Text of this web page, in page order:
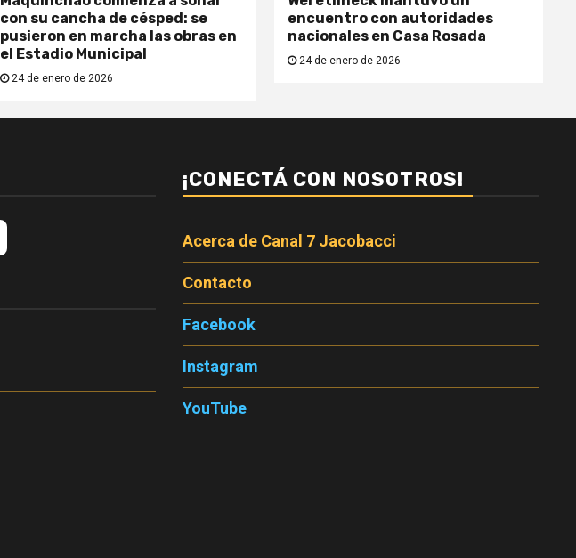
con su cancha de césped: se
pusieron en marcha las obras en
el Estadio Municipal
24 de enero de 2026
encuentro con autoridades
nacionales en Casa Rosada
24 de enero de 2026
¡CONECTÁ CON NOSOTROS!
Acerca de Canal 7 Jacobacci
Contacto
Facebook
Instagram
YouTube